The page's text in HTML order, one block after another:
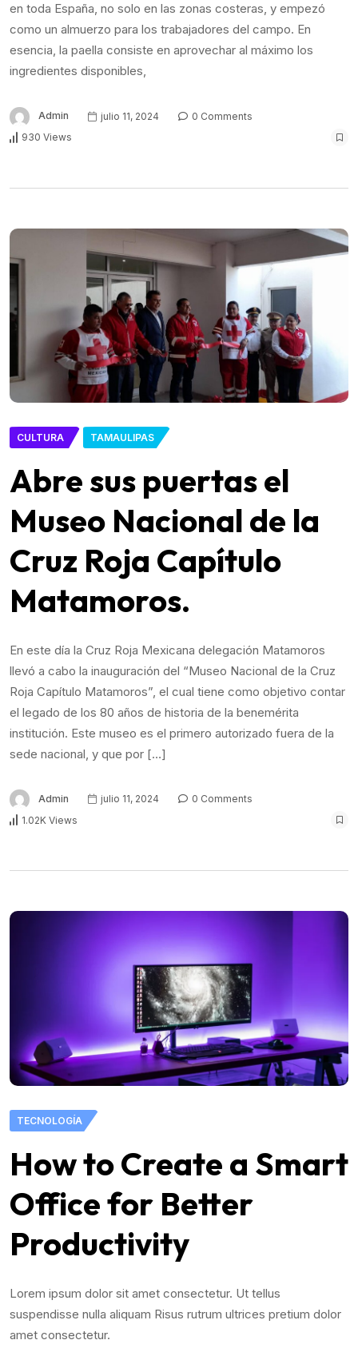
en toda España, no solo en las zonas costeras, y empezó
como un almuerzo para los trabajadores del campo. En
esencia, la paella consiste en aprovechar al máximo los
ingredientes disponibles,
Admin julio 11, 2024
0 Comments
930 Views
CULTURA TAMAULIPAS
Abre sus puertas el
Museo Nacional de la
Cruz Roja Capítulo
Matamoros.
En este día la Cruz Roja Mexicana delegación Matamoros
llevó a cabo la inauguración del “Museo Nacional de la Cruz
Roja Capítulo Matamoros”, el cual tiene como objetivo contar
el legado de los 80 años de historia de la benemérita
institución. Este museo es el primero autorizado fuera de la
sede nacional, y que por […]
Admin julio 11, 2024
0 Comments
1.02K Views
TECNOLOGÍA
How to Create a Smart
Office for Better
Productivity
Lorem ipsum dolor sit amet consectetur. Ut tellus
suspendisse nulla aliquam Risus rutrum ultrices pretium dolor
amet consectetur.